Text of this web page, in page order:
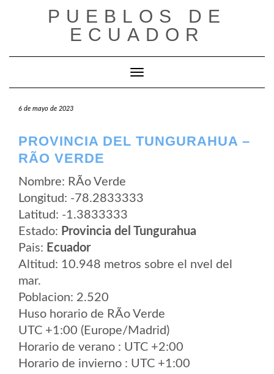
PUEBLOS DE
ECUADOR
Cambiar modo de navegación
6 de mayo de 2023
PROVINCIA DEL TUNGURAHUA –
RÃ­O VERDE
Nombre: RÃ­o Verde
Longitud: -78.2833333
Latitud: -1.3833333
Estado: Provincia del Tungurahua
Pais: Ecuador
Altitud: 10.948 metros sobre el nvel del
mar.
Poblacion: 2.520
Huso horario de RÃ­o Verde
UTC +1:00 (Europe/Madrid)
Horario de verano : UTC +2:00
Horario de invierno : UTC +1:00